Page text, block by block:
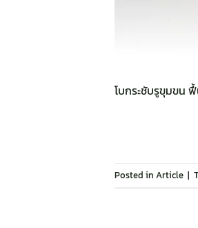
โบกระชับรูขุมขน
Posted inArticle |